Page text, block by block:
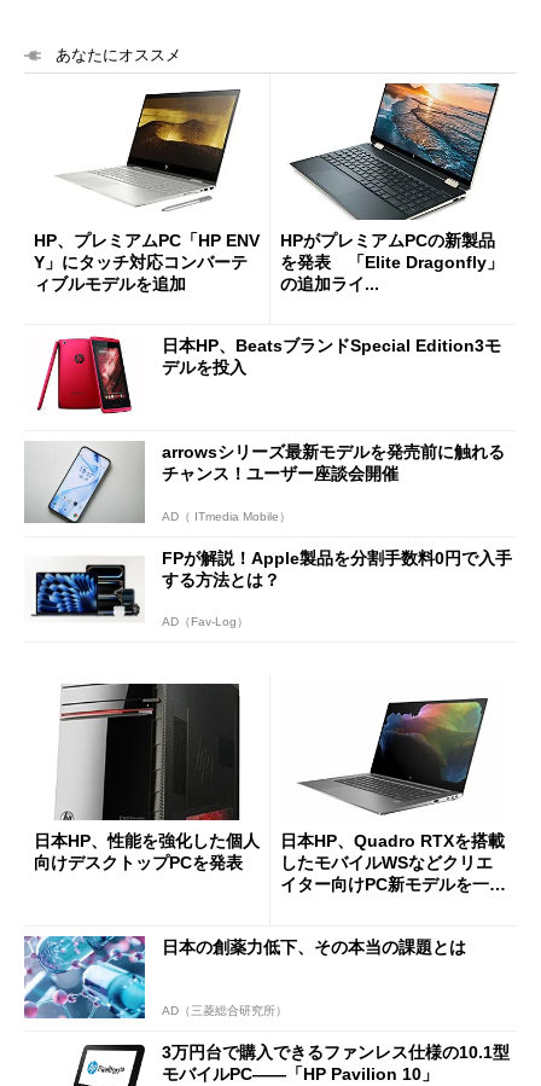
あなたにオススメ
HP、プレミアムPC「HP ENV
Y」にタッチ対応コンバーテ
ィブルモデルを追加
HPがプレミアムPCの新製品
を発表 「Elite Dragonfly」
の追加ライ...
日本HP、BeatsブランドSpecial Edition3モ
デルを投入
arrowsシリーズ最新モデルを発売前に触れる
チャンス！ユーザー座談会開催
AD（ ITmedia Mobile）
FPが解説！Apple製品を分割手数料0円で入手
する方法とは？
AD（Fav-Log）
日本HP、性能を強化した個人
向けデスクトップPCを発表
日本HP、Quadro RTXを搭載
したモバイルWSなどクリエ
イター向けPC新モデルを一挙
日本の創薬力低下、その本当の課題とは
AD（三菱総合研究所）
3万円台で購入できるファンレス仕様の10.1型
モバイルPC――「HP Pavilion 10」